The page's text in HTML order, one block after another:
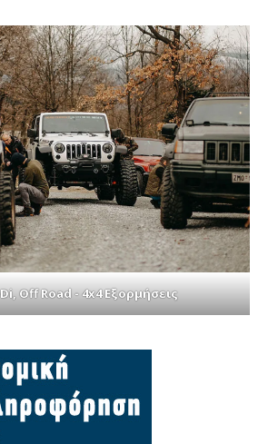
Off Road - 4x4 Εξορμήσεις